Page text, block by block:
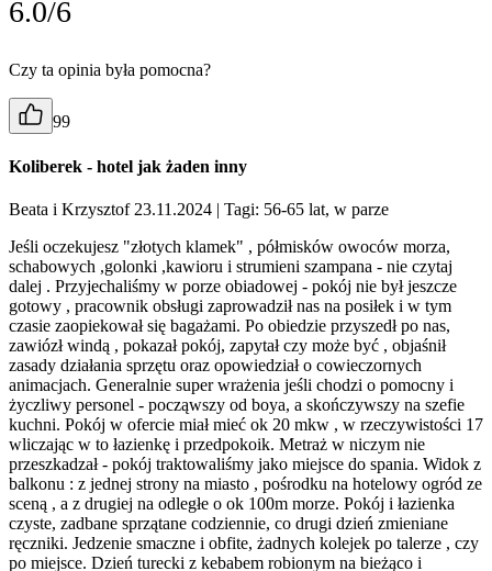
6.0/6
Czy ta opinia była pomocna?
99
Koliberek - hotel jak żaden inny
Beata i Krzysztof 23.11.2024 | Tagi: 56-65 lat, w parze
Jeśli oczekujesz "złotych klamek" , półmisków owoców morza,
schabowych ,golonki ,kawioru i strumieni szampana - nie czytaj
dalej . Przyjechaliśmy w porze obiadowej - pokój nie był jeszcze
gotowy , pracownik obsługi zaprowadził nas na posiłek i w tym
czasie zaopiekował się bagażami. Po obiedzie przyszedł po nas,
zawiózł windą , pokazał pokój, zapytał czy może być , objaśnił
zasady działania sprzętu oraz opowiedział o cowieczornych
animacjach. Generalnie super wrażenia jeśli chodzi o pomocny i
życzliwy personel - począwszy od boya, a skończywszy na szefie
kuchni. Pokój w ofercie miał mieć ok 20 mkw , w rzeczywistości 17
wliczając w to łazienkę i przedpokoik. Metraż w niczym nie
przeszkadzał - pokój traktowaliśmy jako miejsce do spania. Widok z
balkonu : z jednej strony na miasto , pośrodku na hotelowy ogród ze
sceną , a z drugiej na odległe o ok 100m morze. Pokój i łazienka
czyste, zadbane sprzątane codziennie, co drugi dzień zmieniane
ręczniki. Jedzenie smaczne i obfite, żadnych kolejek po talerze , czy
po miejsce. Dzień turecki z kebabem robionym na bieżąco i